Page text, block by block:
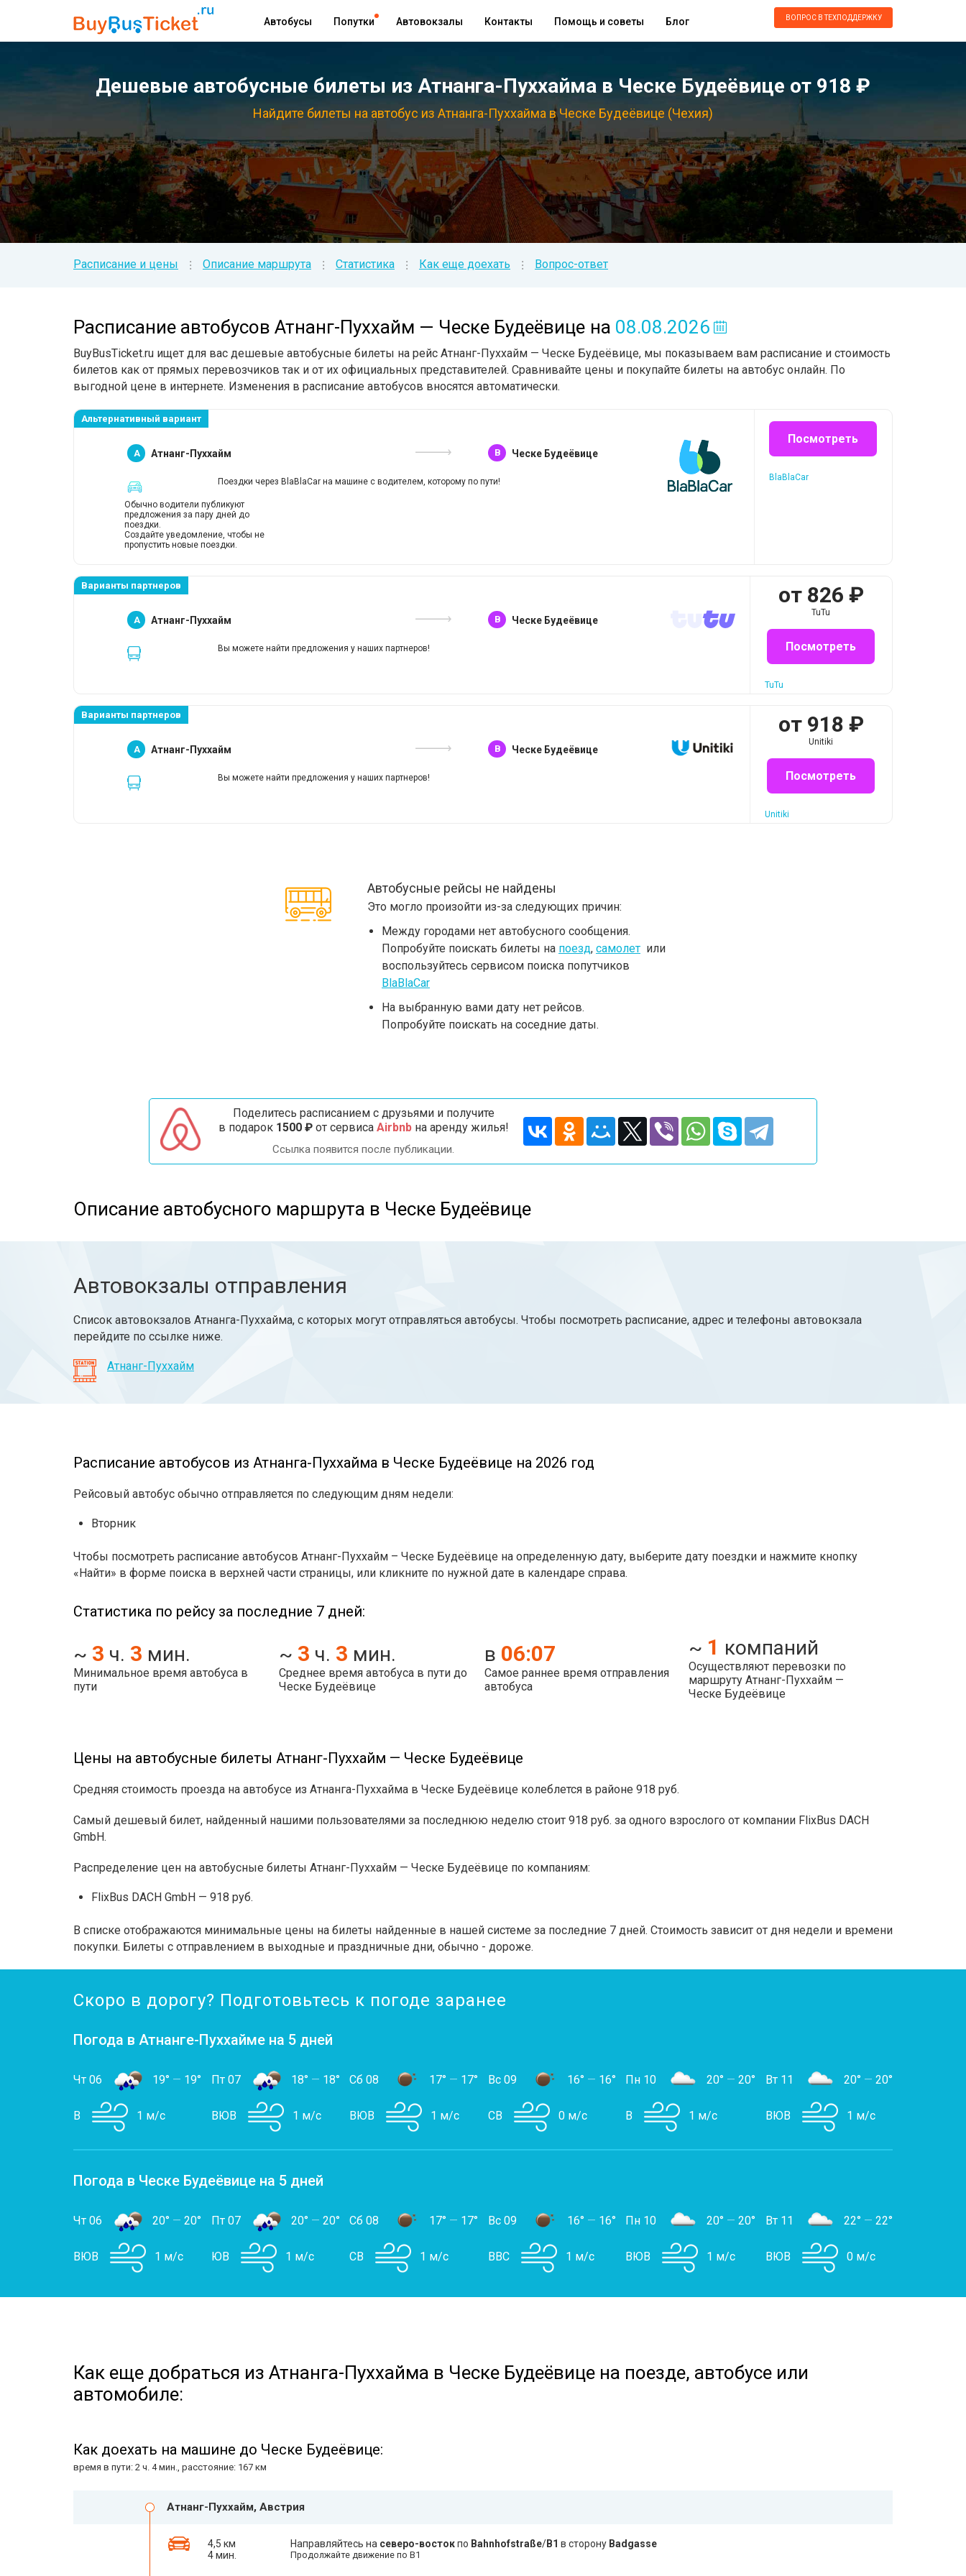
Автобусы Попутки Автовокзалы Контакты Помощь и советы Блог ВОПРОС В ТЕХПОДДЕРЖКУ
Дешевые автобусные билеты из Атнанга-Пуххайма в Ческе Будеёвице от 918 ₽
Найдите билеты на автобус из Атнанга-Пуххайма в Ческе Будеёвице (Чехия)
Расписание и цены ⁝ Описание маршрута ⁝ Статистика ⁝ Как еще доехать ⁝ Вопрос-ответ
Расписание автобусов Атнанг-Пуххайм — Ческе Будеёвице на 08.08.2026
BuyBusTicket.ru ищет для вас дешевые автобусные билеты на рейс Атнанг-Пуххайм — Ческе Будеёвице, мы показываем вам расписание и стоимость
билетов как от прямых перевозчиков так и от их официальных представителей. Сравнивайте цены и покупайте билеты на автобус онлайн. По
выгодной цене в интернете. Изменения в расписание автобусов вносятся автоматически.
Альтернативный вариант
A Атнанг-Пуххайм B Ческе Будеёвице
Поездки через BlaBlaCar на машине с водителем, которому по пути!
Обычно водители публикуют
предложения за пару дней до
поездки.
Создайте уведомление, чтобы не
пропустить новые поездки.
Посмотреть
BlaBlaCar
Варианты партнеров
A Атнанг-Пуххайм B Ческе Будеёвице
Вы можете найти предложения у наших партнеров!
от 826 ₽
TuTu
Посмотреть
TuTu
Варианты партнеров
A Атнанг-Пуххайм B Ческе Будеёвице
Вы можете найти предложения у наших партнеров!
от 918 ₽
Unitiki
Посмотреть
Unitiki
Автобусные рейсы не найдены
Это могло произойти из-за следующих причин:
Между городами нет автобусного сообщения.
Попробуйте поискать билеты на поезд, самолет или
воспользуйтесь сервисом поиска попутчиков
BlaBlaCar
На выбранную вами дату нет рейсов.
Попробуйте поискать на соседние даты.
Поделитесь расписанием с друзьями и получите
в подарок 1500 ₽от сервиса Airbnbна аренду жилья!
Ссылка появится после публикации.
Описание автобусного маршрута в Ческе Будеёвице
Автовокзалы отправления
Список автовокзалов Атнанга-Пуххайма, с которых могут отправляться автобусы. Чтобы посмотреть расписание, адрес и телефоны автовокзала
перейдите по ссылке ниже.
Атнанг-Пуххайм
Расписание автобусов из Атнанга-Пуххайма в Ческе Будеёвице на 2026 год
Рейсовый автобус обычно отправляется по следующим дням недели:
Вторник
Чтобы посмотреть расписание автобусов Атнанг-Пуххайм – Ческе Будеёвице на определенную дату, выберите дату поездки и нажмите кнопку
«Найти» в форме поиска в верхней части страницы, или кликните по нужной дате в календаре справа.
Статистика по рейсу за последние 7 дней:
~ 3 ч. 3 мин.
Минимальное время автобуса в
пути
~ 3 ч. 3 мин.
Среднее время автобуса в пути до
Ческе Будеёвице
в 06:07
Самое раннее время отправления
автобуса
~ 1 компаний
Осуществляют перевозки по
маршруту Атнанг-Пуххайм —
Ческе Будеёвице
Цены на автобусные билеты Атнанг-Пуххайм — Ческе Будеёвице
Средняя стоимость проезда на автобусе из Атнанга-Пуххайма в Ческе Будеёвице колеблется в районе 918 руб.
Самый дешевый билет, найденный нашими пользователями за последнюю неделю стоит 918 руб. за одного взрослого от компании FlixBus DACH
GmbH.
Распределение цен на автобусные билеты Атнанг-Пуххайм — Ческе Будеёвице по компаниям:
FlixBus DACH GmbH — 918 руб.
В списке отображаются минимальные цены на билеты найденные в нашей системе за последние 7 дней. Стоимость зависит от дня недели и времени
покупки. Билеты с отправлением в выходные и праздничные дни, обычно - дороже.
Скоро в дорогу? Подготовьтесь к погоде заранее
Погода в Атнанге-Пуххайме на 5 дней
Чт 06 19° — 19°
В 1 м/с
Пт 07 18° — 18°
ВЮВ 1 м/с
Сб 08 17° — 17°
ВЮВ 1 м/с
Вс 09 16° — 16°
СВ 0 м/с
Пн 10 20° — 20°
В 1 м/с
Вт 11 20° — 20°
ВЮВ 1 м/с
Погода в Ческе Будеёвице на 5 дней
Чт 06 20° — 20°
ВЮВ 1 м/с
Пт 07 20° — 20°
ЮВ 1 м/с
Сб 08 17° — 17°
СВ 1 м/с
Вс 09 16° — 16°
ВВС 1 м/с
Пн 10 20° — 20°
ВЮВ 1 м/с
Вт 11 22° — 22°
ВЮВ 0 м/с
Как еще добраться из Атнанга-Пуххайма в Ческе Будеёвице на поезде, автобусе или
автомобиле:
Как доехать на машине до Ческе Будеёвице:
время в пути: 2 ч. 4 мин., расстояние: 167 км
Атнанг-Пуххайм, Австрия
4,5 км
4 мин.
Направляйтесь на северо-востокпо Bahnhofstraße/B1 в сторону Badgasse
Продолжайте движение по B1